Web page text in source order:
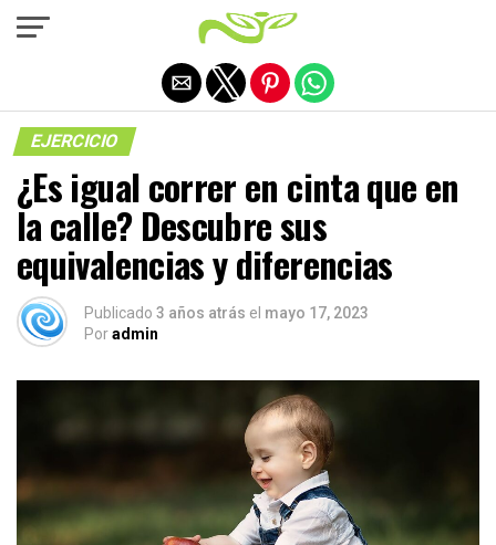
EJERCICIO
¿Es igual correr en cinta que en
la calle? Descubre sus
equivalencias y diferencias
Publicado 3 años atrás el mayo 17, 2023
Poradmin
Salir de la versión móvil